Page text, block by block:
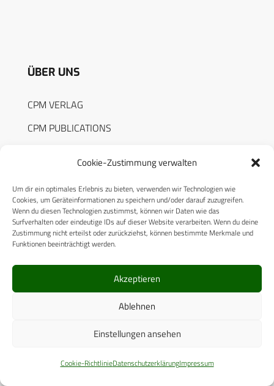
Cookie-Zustimmung verwalten
Um dir ein optimales Erlebnis zu bieten, verwenden wir Technologien wie
Cookies, um Geräteinformationen zu speichern und/oder darauf zuzugreifen.
Wenn du diesen Technologien zustimmst, können wir Daten wie das
Surfverhalten oder eindeutige IDs auf dieser Website verarbeiten. Wenn du deine
Zustimmung nicht erteilst oder zurückziehst, können bestimmte Merkmale und
Funktionen beeinträchtigt werden.
Akzeptieren
Ablehnen
Einstellungen ansehen
Cookie-RichtlinieDatenschutzerklärungImpressum
ÜBER UNS
CPM VERLAG
CPM PUBLICATIONS
AUTORENHINWEISE
MEDIADATEN
RECHTLICHES
Datenschutzerklärung